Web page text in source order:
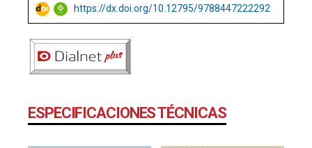
https://dx.doi.org/10.12795/9788447222292
ESPECIFICACIONES TÉCNICAS